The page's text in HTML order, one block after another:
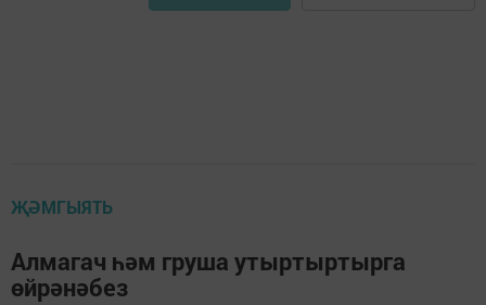
ҖӘМГЫЯТЬ
Алмагач һәм груша утыртыртырга
өйрәнәбез